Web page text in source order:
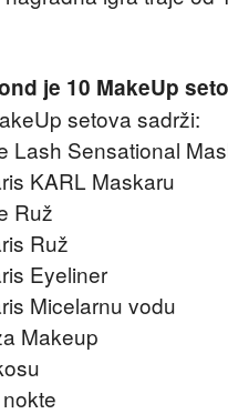
je 10 MakeUp
setova sadrži:
Lash Sensational
KARL Maskaru
Ruž
Ruž
Eyeliner
Micelarnu vodu
Makeup